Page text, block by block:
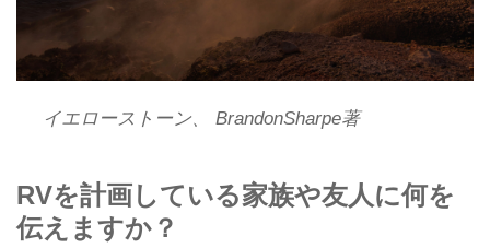
イエローストーン、 BrandonSharpe著
RVを計画している家族や友人に何を
伝えますか？